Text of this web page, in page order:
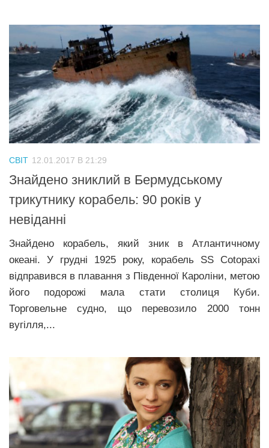
СВІТ 12.01.2017 В 21:29
Знайдено зниклий в Бермудському
трикутнику корабель: 90 років у
невіданні
Знайдено корабель, який зник в Атлантичному
океані. У грудні 1925 року, корабель SS Cotopaxi
відправився в плавання з Південної Кароліни, метою
його подорожі мала стати столиця Куби.
Торговельне судно, що перевозило 2000 тонн
вугілля,...